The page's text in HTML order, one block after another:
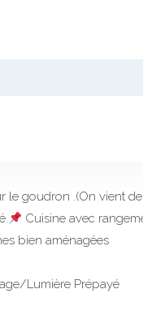
goudron .(On vient
Cuisine avec
bien aménagées
Lumière Prépayé